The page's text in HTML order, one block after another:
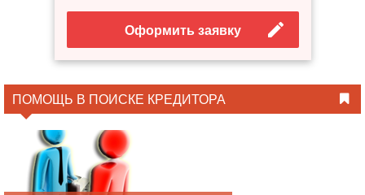
Оформить заявку
ПОМОЩЬ В ПОИСКЕ КРЕДИТОРА